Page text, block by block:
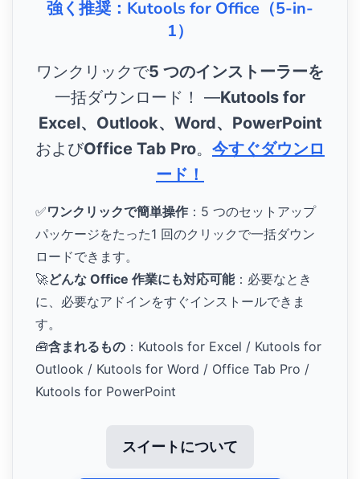
強く推奨：Kutools for Office（5-in-
1）
ワンクリックで5 つのインストーラーを
一括ダウンロード！ ―Kutools for
Excel、Outlook、Word、PowerPoint
およびOffice Tab Pro。 今すぐダウンロ
ード！
✅ワンクリックで簡単操作 ：5 つのセットアップ
パッケージをたった1 回のクリックで一括ダウン
ロードできます。
🚀どんな Office 作業にも対応可能：必要なとき
に、必要なアドインをすぐインストールできま
す。
🧰含まれるもの ：Kutools for Excel / Kutools for
Outlook / Kutools for Word / Office Tab Pro /
Kutools for PowerPoint
スイートについて